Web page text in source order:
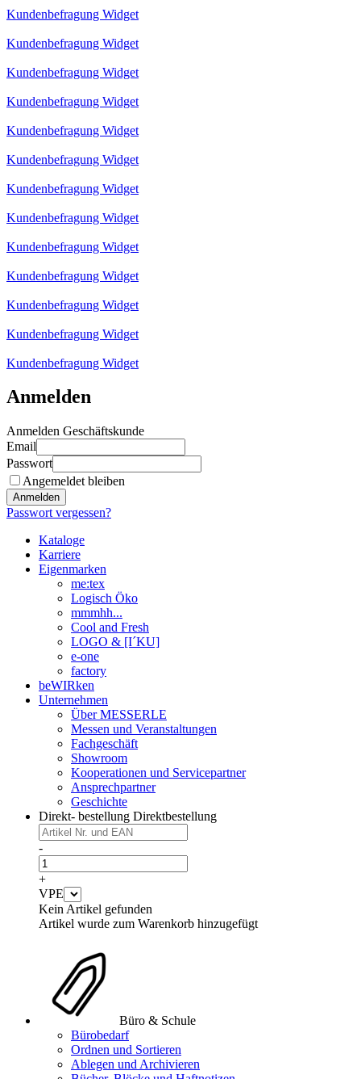
Kundenbefragung Widget
Kundenbefragung Widget
Kundenbefragung Widget
Kundenbefragung Widget
Kundenbefragung Widget
Kundenbefragung Widget
Kundenbefragung Widget
Kundenbefragung Widget
Kundenbefragung Widget
Kundenbefragung Widget
Kundenbefragung Widget
Kundenbefragung Widget
Kundenbefragung Widget
Anmelden
Anmelden Geschäftskunde
Email
Passwort
Angemeldet bleiben
Anmelden
Passwort vergessen?
Kataloge
Karriere
Eigenmarken
me:tex
Logisch Öko
mmmhh...
Cool and Fresh
LOGO & [I´KU]
e-one
factory
beWIRken
Unternehmen
Über MESSERLE
Messen und Veranstaltungen
Fachgeschäft
Showroom
Kooperationen und Servicepartner
Ansprechpartner
Geschichte
Direkt- bestellung Direktbestellung
-
+
VPE
Kein Artikel gefunden
Artikel wurde zum Warenkorb hinzugefügt
Büro & Schule
Bürobedarf
Ordnen und Sortieren
Ablegen und Archivieren